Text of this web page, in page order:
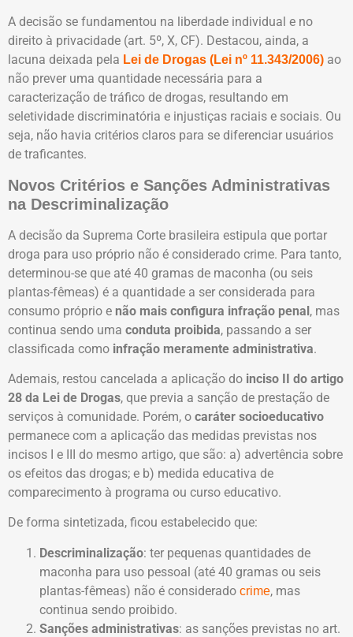
A decisão se fundamentou na liberdade individual e no
direito à privacidade (art. 5º, X, CF). Destacou, ainda, a
lacuna deixada pela Lei de Drogas (Lei nº 11.343/2006) ao
não prever uma quantidade necessária para a
caracterização de tráfico de drogas, resultando em
seletividade discriminatória e injustiças raciais e sociais. Ou
seja, não havia critérios claros para se diferenciar usuários
de traficantes.
Novos Critérios e Sanções Administrativas
na Descriminalização
A decisão da Suprema Corte brasileira estipula que portar
droga para uso próprio não é considerado crime. Para tanto,
determinou-se que até 40 gramas de maconha (ou seis
plantas-fêmeas) é a quantidade a ser considerada para
consumo próprio e não mais configura infração penal, mas
continua sendo uma conduta proibida, passando a ser
classificada como infração meramente administrativa.
Ademais, restou cancelada a aplicação do inciso II do artigo
28 da Lei de Drogas, que previa a sanção de prestação de
serviços à comunidade. Porém, o caráter socioeducativo
permanece com a aplicação das medidas previstas nos
incisos I e III do mesmo artigo, que são: a) advertência sobre
os efeitos das drogas; e b) medida educativa de
comparecimento à programa ou curso educativo.
De forma sintetizada, ficou estabelecido que:
Descriminalização: ter pequenas quantidades de
maconha para uso pessoal (até 40 gramas ou seis
plantas-fêmeas) não é considerado crime, mas
continua sendo proibido.
Sanções administrativas: as sanções previstas no art.